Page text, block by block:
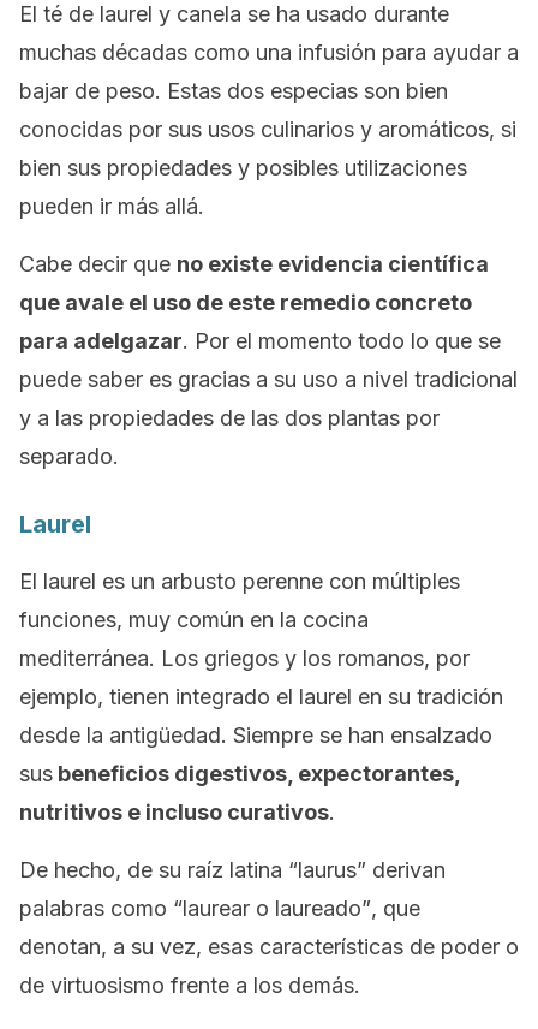
El té de laurel y canela se ha usado durante
muchas décadas como una infusión para ayudar a
bajar de peso. Estas dos especias son bien
conocidas por sus usos culinarios y aromáticos, si
bien sus propiedades y posibles utilizaciones
pueden ir más allá.
Cabe decir que no existe evidencia científica
que avale el uso de este remedio concreto
para adelgazar. Por el momento todo lo que se
puede saber es gracias a su uso a nivel tradicional
y a las propiedades de las dos plantas por
separado.
Laurel
El laurel es un arbusto perenne con múltiples
funciones, muy común en la cocina
mediterránea. Los griegos y los romanos, por
ejemplo, tienen integrado el laurel en su tradición
desde la antigüedad. Siempre se han ensalzado
sus beneficios digestivos, expectorantes,
nutritivos e incluso curativos.
De hecho, de su raíz latina “laurus” derivan
palabras como “laurear o laureado”, que
denotan, a su vez, esas características de poder o
de virtuosismo frente a los demás.